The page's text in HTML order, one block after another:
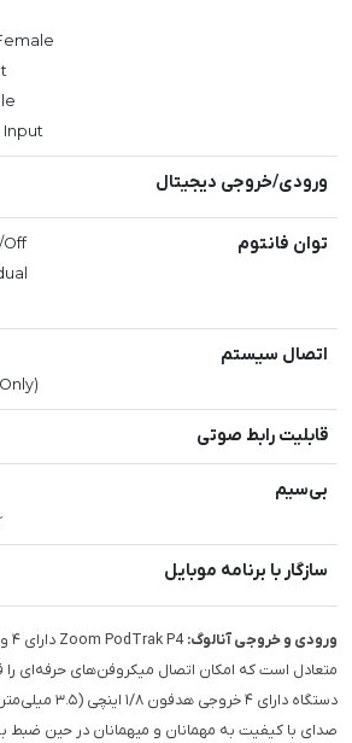
Input
ورودی/خروجی دیجیتال
توان فانتوم
Off
اتصال سیستم
قابلیت رابط صوتی
بی‌سیم
سازگار با برنامه موبایل
ورودی و خروجی آنالوگ:
متعادل است که امکان اتصال میکروفن‌های حرفه‌ای
دستگاه دارای ۴
صدای با کیفیت به مهمانان و میهمانان در حین